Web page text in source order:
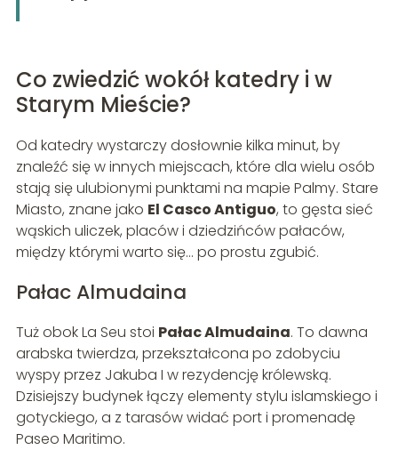
Co zwiedzić wokół katedry i w
Starym Mieście?
Od katedry wystarczy dosłownie kilka minut, by
znaleźć się w innych miejscach, które dla wielu osób
stają się ulubionymi punktami na mapie Palmy. Stare
Miasto, znane jako El Casco Antiguo, to gęsta sieć
wąskich uliczek, placów i dziedzińców pałaców,
między którymi warto się… po prostu zgubić.
Pałac Almudaina
Tuż obok La Seu stoi Pałac Almudaina. To dawna
arabska twierdza, przekształcona po zdobyciu
wyspy przez Jakuba I w rezydencję królewską.
Dzisiejszy budynek łączy elementy stylu islamskiego i
gotyckiego, a z tarasów widać port i promenadę
Paseo Maritimo.